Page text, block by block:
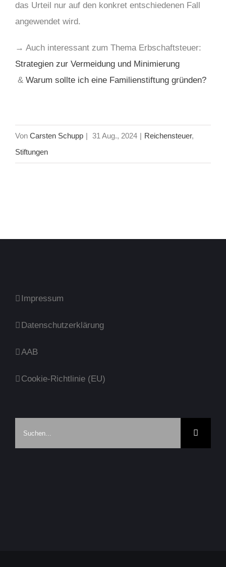
das Urteil nur auf den konkret entschiedenen Fall
angewendet wird.
→ Auch interessant zum Thema Erbschaftsteuer:
Strategien zur Vermeidung und Minimierung
& Warum sollte ich eine Familienstiftung gründen?
Von Carsten Schupp | 31 Aug., 2024 | Reichensteuer,
Stiftungen
Impressum
Datenschutzerklärung
AAB
Cookie-Richtlinie (EU)